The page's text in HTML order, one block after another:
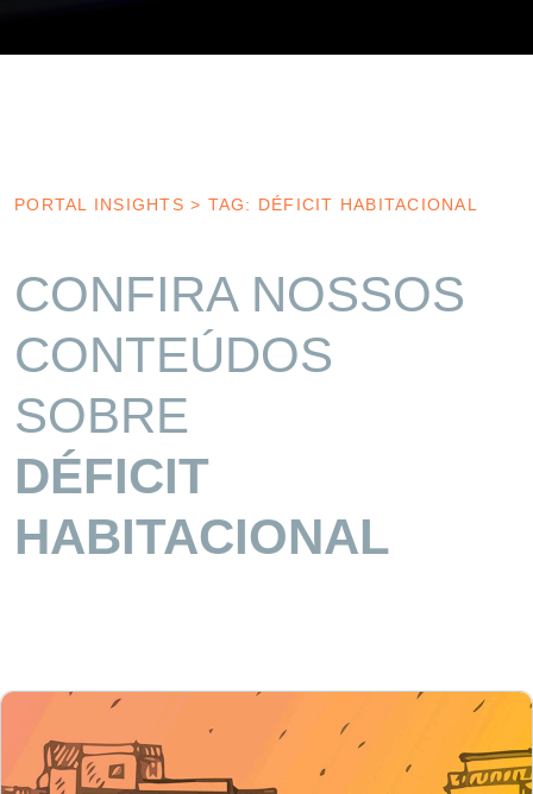
PORTAL INSIGHTS > TAG: DÉFICIT HABITACIONAL
CONFIRA NOSSOS
CONTEÚDOS
SOBRE
DÉFICIT
HABITACIONAL